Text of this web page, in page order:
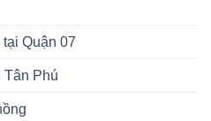
Quận 07
Tân Phú